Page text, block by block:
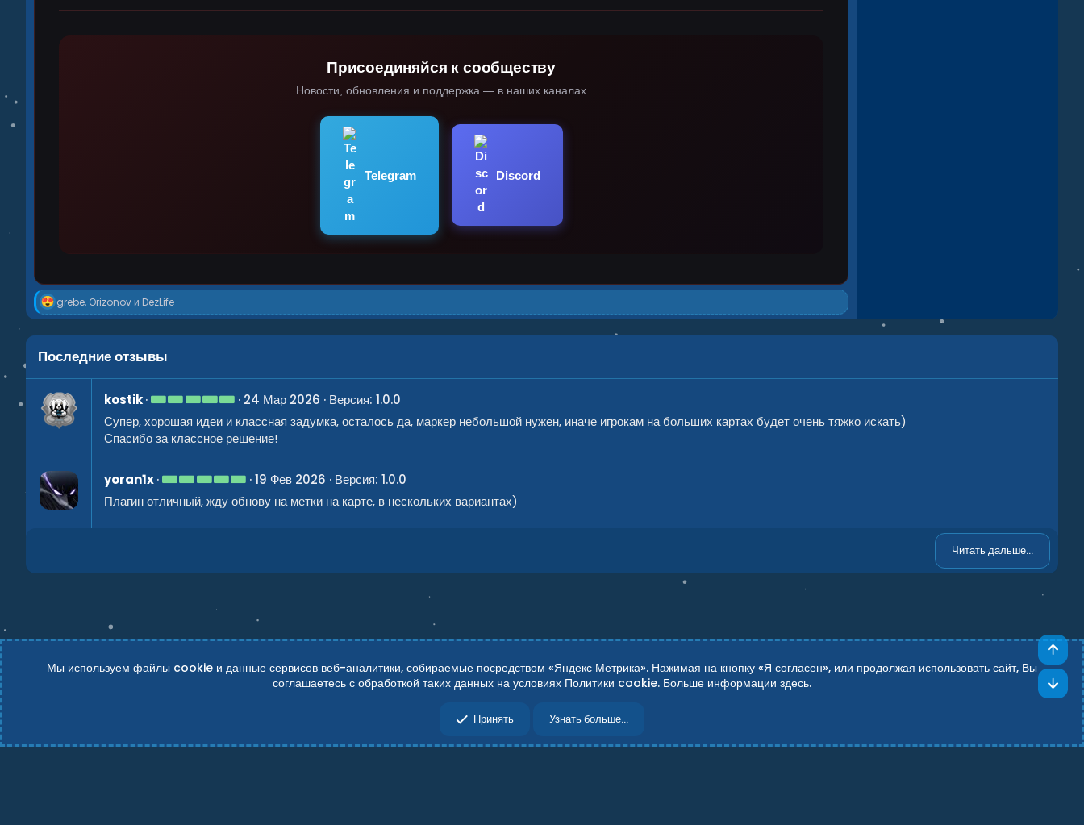
Присоединяйся к сообществу
Новости, обновления и поддержка — в наших каналах
Telegram Discord
Р
е
к
ц
и
и
:
grebe, Orizonovи DezLife
Последние отзывы
kostik 5
0
0
з
ё
з
д
24 Мар 2026
Версия: 1.0.0
Супер, хорошая идеи и классная задумка, осталось да, маркер небольшой нужен, иначе игрокам на больших картах будет очень тяжко искать)
Спасибо за классное решение!
yoran1x 5
0
д
19 Фев 2026
Версия: 1.0.0
Плагин отличный, жду обнову на метки на карте, в нескольких вариантах)
Читать дальше...
S
Мы используем файлы cookie и данные сервисов веб-аналитики, собираемые посредством «Яндекс Метрика». Нажимая на кнопку «Я согласен», или продолжая использовать сайт, Вы
соглашаетесь с обработкой таких данных на условиях Политики cookie. Больше информации здесь.
Принять Узнать больше...